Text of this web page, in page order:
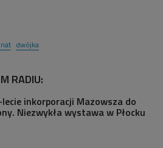
dwójka
RADIU:
inkorporacji Mazowsza do
Niezwykła wystawa w Płocku